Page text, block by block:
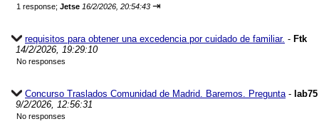
1 response; Jetse 16/2/2026, 20:54:43 ⇥
requisitos para obtener una excedencia por cuidado de familiar. - Ftk
14/2/2026, 19:29:10
No responses
Concurso Traslados Comunidad de Madrid. Baremos. Pregunta- lab75
9/2/2026, 12:56:31
No responses